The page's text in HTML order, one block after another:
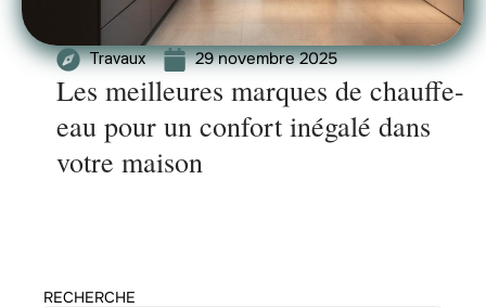
Travaux 29 novembre 2025
Les meilleures marques de chauffe-
eau pour un confort inégalé dans
votre maison
RECHERCHE